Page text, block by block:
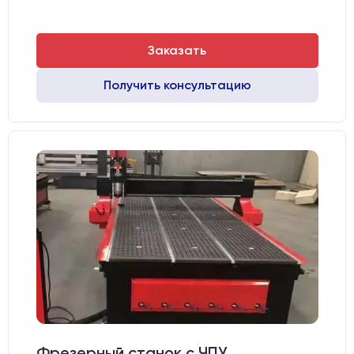
Заказать
Получить консультацию